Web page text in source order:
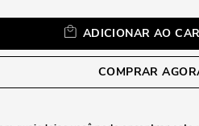
ADICIONAR AO
COMPRAR